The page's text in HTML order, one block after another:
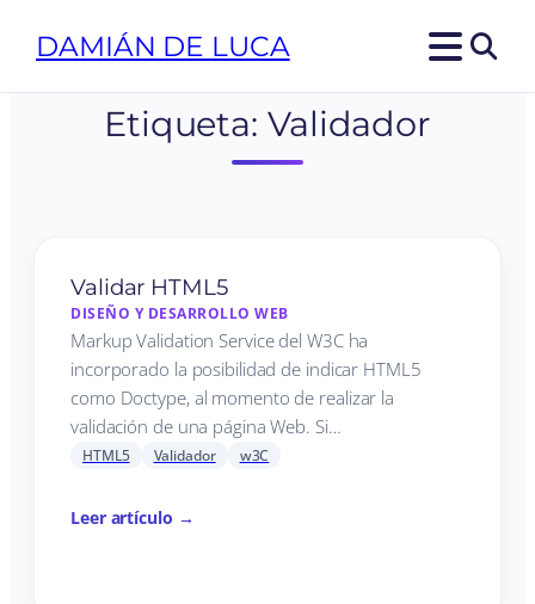
DAMIÁN DE LUCA
Etiqueta: Validador
Validar HTML5
DISEÑO Y DESARROLLO WEB
Markup Validation Service del W3C ha
incorporado la posibilidad de indicar HTML5
como Doctype, al momento de realizar la
validación de una página Web. Si…
HTML5 Validador w3C
Leer artículo →